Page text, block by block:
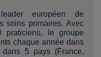
européen de
soins primaires. Avec
le groupe
chaque année dans
dans 5 pays (France,